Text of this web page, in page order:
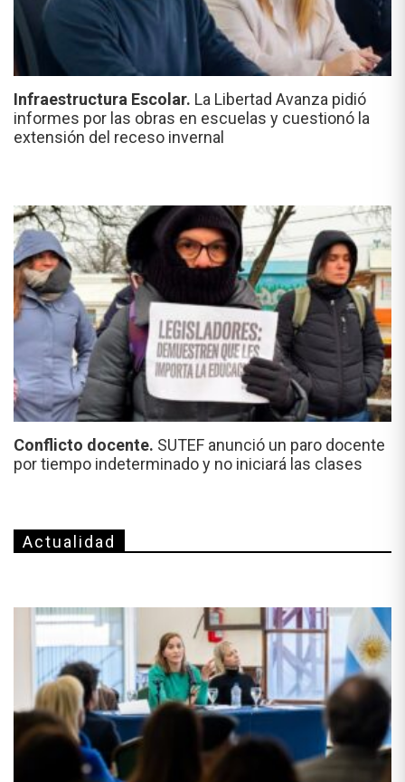
Infraestructura Escolar. La Libertad Avanza pidió
informes por las obras en escuelas y cuestionó la
extensión del receso invernal
Conflicto docente. SUTEF anunció un paro docente
por tiempo indeterminado y no iniciará las clases
Actualidad